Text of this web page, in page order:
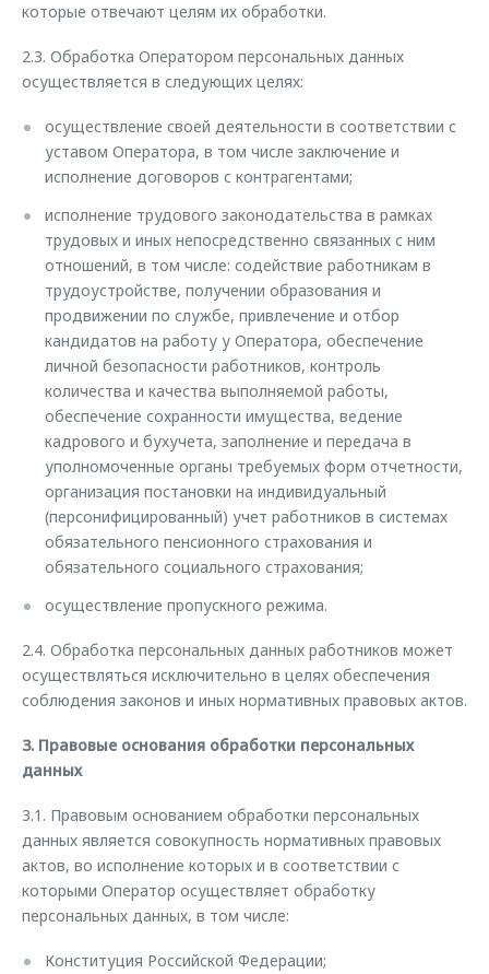
которые отвечают целям их обработки.
2.3. Обработка Оператором персональных данных
осуществляется в следующих целях:
осуществление своей деятельности в соответствии с
уставом Оператора, в том числе заключение и
исполнение договоров с контрагентами;
исполнение трудового законодательства в рамках
трудовых и иных непосредственно связанных с ним
отношений, в том числе: содействие работникам в
трудоустройстве, получении образования и
продвижении по службе, привлечение и отбор
кандидатов на работу у Оператора, обеспечение
личной безопасности работников, контроль
количества и качества выполняемой работы,
обеспечение сохранности имущества, ведение
кадрового и бухучета, заполнение и передача в
уполномоченные органы требуемых форм отчетности,
организация постановки на индивидуальный
(персонифицированный) учет работников в системах
обязательного пенсионного страхования и
обязательного социального страхования;
осуществление пропускного режима.
2.4. Обработка персональных данных работников может
осуществляться исключительно в целях обеспечения
соблюдения законов и иных нормативных правовых актов.
3. Правовые основания обработки персональных
данных
3.1. Правовым основанием обработки персональных
данных является совокупность нормативных правовых
актов, во исполнение которых и в соответствии с
которыми Оператор осуществляет обработку
персональных данных, в том числе:
Конституция Российской Федерации;